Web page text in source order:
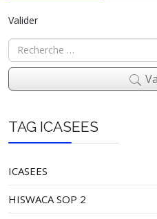
Valider
TAG ICASEES
ICASEES
HISWACA SOP 2